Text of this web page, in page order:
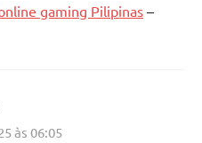
gaming Pilipinas–
às 06:05